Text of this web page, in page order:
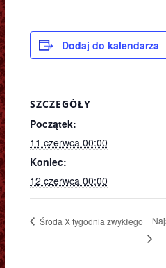
Dodaj do kalendarza
SZCZEGÓŁY
Początek:
11 czerwca 00:00
Koniec:
12 czerwca 00:00
Środa X tygodnia zwykłego